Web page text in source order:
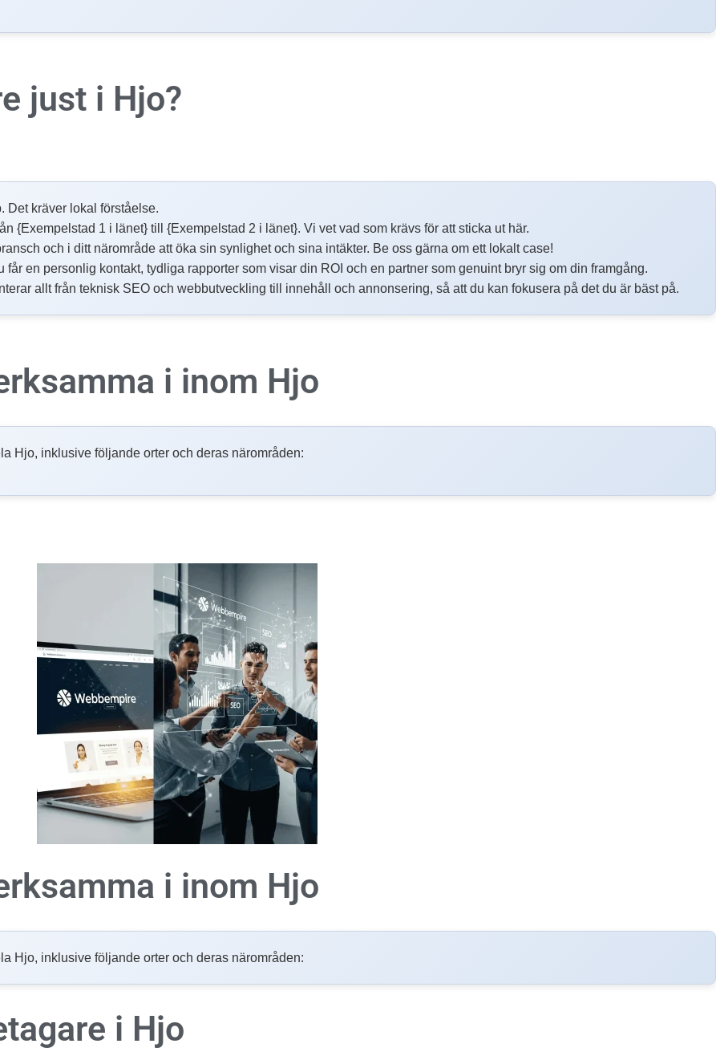
just i Hjo?
Det kräver lokal förståelse.
{Exempelstad 1 i länet} till {Exempelstad 2 i länet}. Vi vet vad som krävs för att sticka ut här.
och i ditt närområde att öka sin synlighet och sina intäkter. Be oss gärna om ett lokalt case!
får en personlig kontakt, tydliga rapporter som visar din ROI och en partner som genuint bryr sig om din framgång.
allt från teknisk SEO och webbutveckling till innehåll och annonsering, så att du kan fokusera på det du är bäst på.
i inom Hjo
Hjo, inklusive följande orter och deras närområden:
i inom Hjo
Hjo, inklusive följande orter och deras närområden:
i Hjo